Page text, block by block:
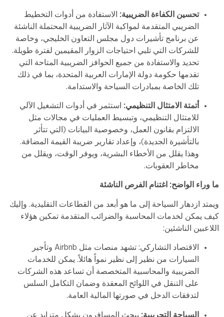
تحسين الكفاءة الضريبية: الاستفادة من أدوات التخطيط
الضريبي المتقدمة لمواكبة الآثار الضريبية المحتملة الناشئة
عن برنامج تأشيرات دول مجلس التعاون الخليجي، وخاصة
للشركات التي تلبي احتياجات الزوار المقيمين لفترة طويلة.
تحديد والاستفادة من جميع الحوافز الضريبية المتاحة التي
تقدمها حكومة دولة الإمارات العربية المتحدة، بما في ذلك
تلك الخاصة بمبادرات السياحة والاستدامة.
أتمتة الامتثال التنظيمي: استثمر في أدوات التشغيل الآلي
للامتثال التنظيمي، وتبسيط العمليات في مجالات مثل
الالتزام بقانون العمل، وخصوصية البيانات (التي تتأثر
بالتأشيرة الجديدة)، وإعداد تقارير ضريبة القيمة المضافة.
وهذا يقلل من الأخطاء البشرية، ويوفر الوقت، ويقلل من
مخاطر العقوبات.
ما وراء الواضح: اغتنام الفرص الناشئة
ويمتد ازدهار السياحة إلى ما هو أبعد من القطاعات التقليدية. وإليك
كيف يمكن لخدمات المحاسبة والضرائب المتقدمة تمكين هؤلاء
اللاعبين الناشئين:
الاقتصاد التشاركي: تشهد منصات مثل Airbnb وتأجير
السيارات من نظير إلى نظير نمواً هائلاً. يمكن للخدمات
الضريبية والمحاسبية المتخصصة أن تساعد هذه الشركات
على التنقل في اللوائح المعقدة وضمان التكامل السلس
لتدفقات الدخل في صورتها المالية العامة.
السياحة التجريبية: يبحث المسافرون بشكل متزايد عن